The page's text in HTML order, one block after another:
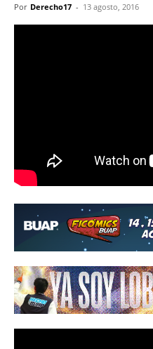
Por Derecho17 - 13 agosto, 2016